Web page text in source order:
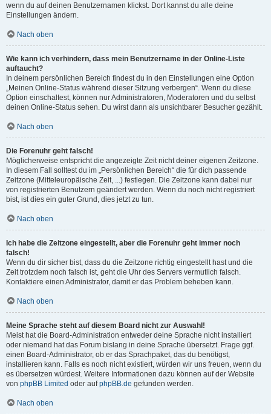
wenn du auf deinen Benutzernamen klickst. Dort kannst du alle deine
Einstellungen ändern.
Nach oben
Wie kann ich verhindern, dass mein Benutzername in der Online-Liste
auftaucht?
In deinem persönlichen Bereich findest du in den Einstellungen eine Option
„Meinen Online-Status während dieser Sitzung verbergen“. Wenn du diese
Option einschaltest, können nur Administratoren, Moderatoren und du selbst
deinen Online-Status sehen. Du wirst dann als unsichtbarer Besucher gezählt.
Nach oben
Die Forenuhr geht falsch!
Möglicherweise entspricht die angezeigte Zeit nicht deiner eigenen Zeitzone.
In diesem Fall solltest du im „Persönlichen Bereich“ die für dich passende
Zeitzone (Mitteleuropäische Zeit, ...) festlegen. Die Zeitzone kann dabei nur
von registrierten Benutzern geändert werden. Wenn du noch nicht registriert
bist, ist dies ein guter Grund, dies jetzt zu tun.
Nach oben
Ich habe die Zeitzone eingestellt, aber die Forenuhr geht immer noch
falsch!
Wenn du dir sicher bist, dass du die Zeitzone richtig eingestellt hast und die
Zeit trotzdem noch falsch ist, geht die Uhr des Servers vermutlich falsch.
Kontaktiere einen Administrator, damit er das Problem beheben kann.
Nach oben
Meine Sprache steht auf diesem Board nicht zur Auswahl!
Meist hat die Board-Administration entweder deine Sprache nicht installiert
oder niemand hat das Forum bislang in deine Sprache übersetzt. Frage ggf.
einen Board-Administrator, ob er das Sprachpaket, das du benötigst,
installieren kann. Falls es noch nicht existiert, würden wir uns freuen, wenn du
es übersetzen würdest. Weitere Informationen dazu können auf der Website
von phpBB Limited oder aufphpBB.de gefunden werden.
Nach oben